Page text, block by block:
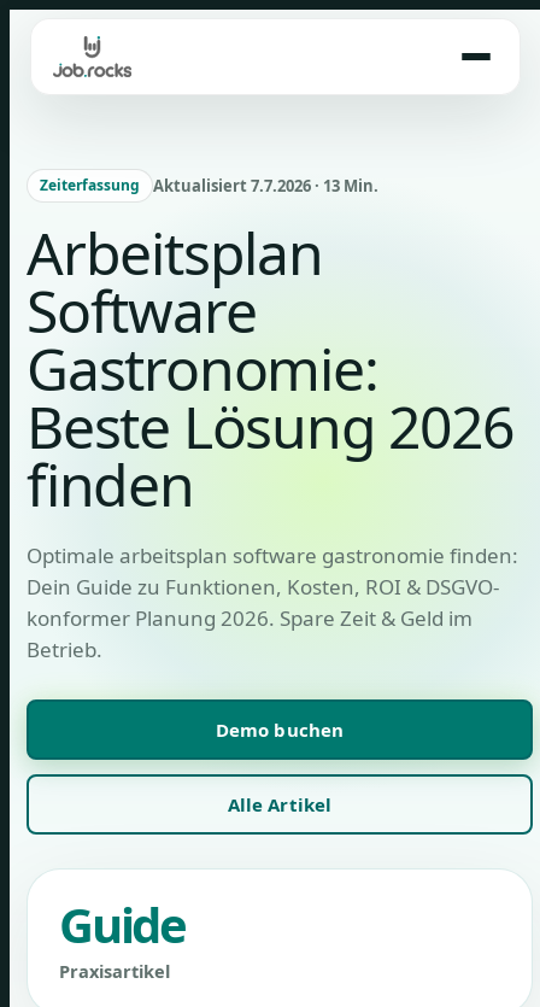
content
Zeiterfassung Aktualisiert 7.7.2026 · 13 Min.
Arbeitsplan
Software
Gastronomie:
Beste Lösung 2026
finden
Optimale arbeitsplan software gastronomie finden:
Dein Guide zu Funktionen, Kosten, ROI & DSGVO-
konformer Planung 2026. Spare Zeit & Geld im
Betrieb.
Demo buchen
Alle Artikel
Guide
Praxisartikel